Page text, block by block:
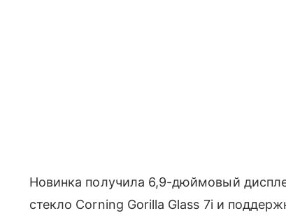
Новинка получила 6,9-дюймовый
стекло Corning Gorilla Glass 7i и